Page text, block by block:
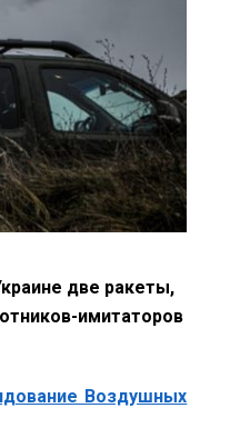
две ракеты,
имитаторов
Воздушных